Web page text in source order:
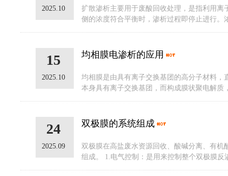
2025.10
扩散渗析主要用于废酸回收处理，是指利用
侧的浓度符合平衡时，渗析过程即停止进行
15
2025.10
均相膜电渗析的应用
均相膜是由具有离子交换基团的高分子材料
本身具有离子交换基团，而构成膜状聚电解
24
2025.09
双极膜的系统组成
双极膜在高盐废水资源回收、酸碱分离、有
组成。 1.电气控制：是用来控制整个双极膜